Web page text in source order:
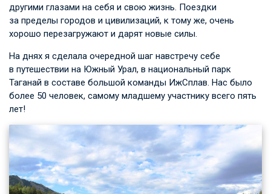
другими глазами на себя и свою жизнь. Поездки
за пределы городов и цивилизаций, к тому же, очень
хорошо перезагружают и дарят новые силы.
На днях я сделала очередной шаг навстречу себе
в путешествии на Южный Урал, в национальный парк
Таганай в составе большой команды ИжСплав. Нас было
более 50 человек, самому младшему участнику всего пять
лет!